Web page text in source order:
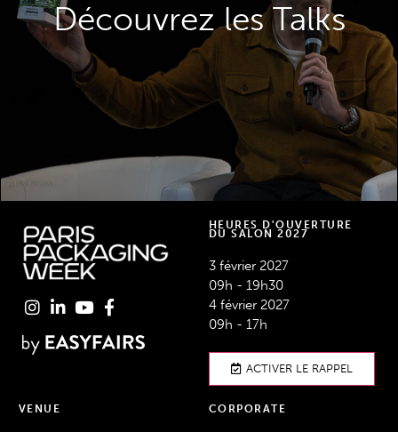
Découvrez les Talks
conçu en collaboration avec des marques
de renommée mondiale.
DÉCOUVREZ LES TALKS
HEURES D'OUVERTURE
DU SALON 2027
3 février 2027
09h - 19h30
4 février 2027
09h - 17h
ACTIVER LE RAPPEL
VENUE CORPORATE